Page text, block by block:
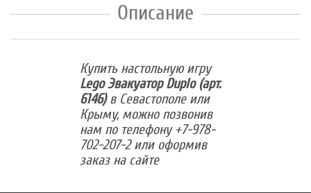
Описание
Купить настольную игру
Lego Эвакуатор Duplo (арт.
6146)в Севастополе или
Крыму, можно позвонив
нам по телефону +7-978-
702-207-2 или оформив
заказ на сайте